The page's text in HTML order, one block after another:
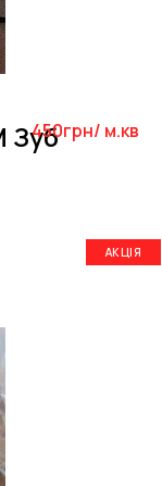
Зуб
450грн/ м.кв
АКЦІЯ